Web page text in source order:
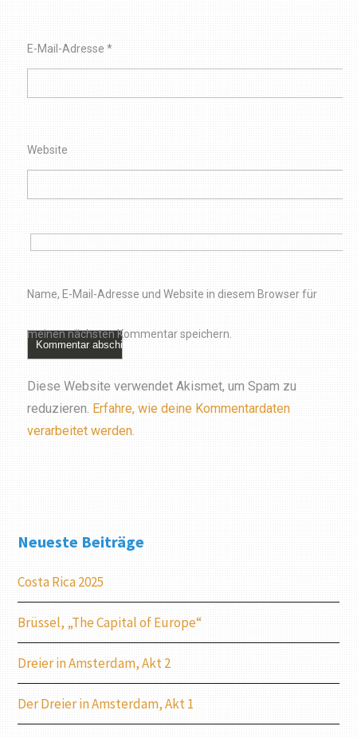
E-Mail-Adresse*
Website
Name, E-Mail-Adresse und Website in diesem Browser für
meinen nächsten Kommentar speichern.
Diese Website verwendet Akismet, um Spam zu
reduzieren. Erfahre, wie deine Kommentardaten
verarbeitet werden.
Neueste Beiträge
Costa Rica 2025
Brüssel, „The Capital of Europe“
Dreier in Amsterdam, Akt 2
Der Dreier in Amsterdam, Akt 1